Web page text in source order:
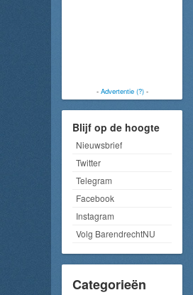
- Advertentie (?)-
Blijf op de hoogte
Nieuwsbrief
Twitter
Telegram
Facebook
Instagram
Volg BarendrechtNU
Categorieën